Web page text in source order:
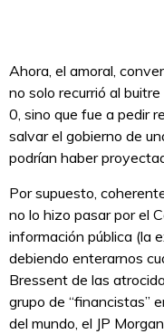
Ahora, el amoral,
no solo recurrió al
0, sino que fue a pedir
salvar el gobierno de
podrían haber
Por supuesto,
no lo hizo pasar por el
información pública (la
debiendo enterarnos
Bressent de las
grupo de “financistas”
del mundo, el JP